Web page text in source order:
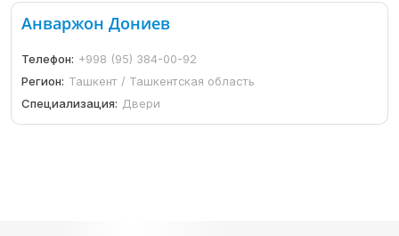
Анваржон Дониев
Телефон: +998 (95) 384-00-92
Регион: Ташкент / Ташкентская область
Специализация: Двери